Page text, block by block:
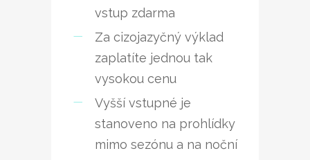
vstup zdarma
Za cizojazyčný výklad
zaplatíte jednou tak
vysokou cenu
Vyšší vstupné je
stanoveno na prohlídky
mimo sezónu a na noční